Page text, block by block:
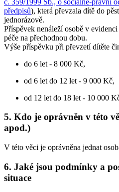
předpisů), která převzala dítě do
jednorázově.
Příspěvek nenáleží osobě v
péče na přechodnou dobu.
Výše příspěvku při převzetí dítěte
do 6 let - 8 000 Kč,
od 6 let do 12 let - 9 000 Kč,
od 12 let do 18 let - 10 000
5. Kdo je oprávněn v této
apod.)
V této věci je oprávněna jednat
6. Jaké jsou podmínky a
situace